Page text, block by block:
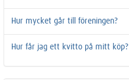
Hur mycket går till föreningen?
Hur får jag ett kvitto på mitt köp?